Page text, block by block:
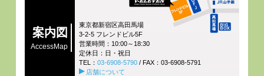
案内図
AccessMap
東京都新宿区高田馬場
3-2-5 フレンドビル5F
営業時間：10:00～18:30
定休日：日・祝日
TEL： 03-6908-5790 / FAX：03-6908-5791
店舗について